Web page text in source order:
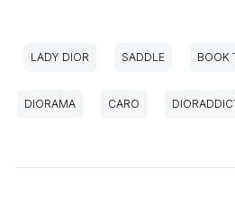
LADY DIOR SADDLE BOOK
DIORAMA CARO